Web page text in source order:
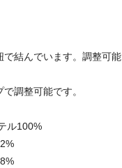
で結んでいます。調整可能
調整可能です。
ル100%